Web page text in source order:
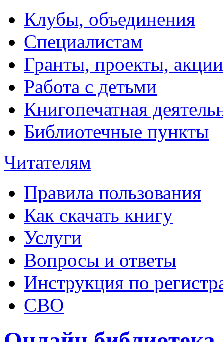
Клубы, объединения
Специалистам
Гранты, проекты, акции
Работа с детьми
Книгопечатная
Библиотечные пункты
Читателям
Правила пользования
Как скачать книгу
Услуги
Вопросы и ответы
Инструкция по
СВО